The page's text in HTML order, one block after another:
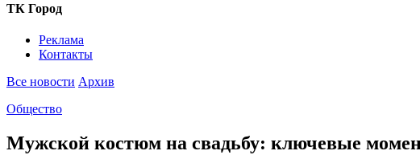
ТК Город
Реклама
Контакты
Все новости Архив
Общество
Мужской костюм на свадьбу: ключевые